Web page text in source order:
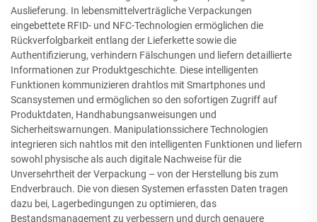
Auslieferung. In lebensmittelverträgliche Verpackungen
eingebettete RFID- und NFC-Technologien ermöglichen die
Rückverfolgbarkeit entlang der Lieferkette sowie die
Authentifizierung, verhindern Fälschungen und liefern detaillierte
Informationen zur Produktgeschichte. Diese intelligenten
Funktionen kommunizieren drahtlos mit Smartphones und
Scansystemen und ermöglichen so den sofortigen Zugriff auf
Produktdaten, Handhabungsanweisungen und
Sicherheitswarnungen. Manipulationssichere Technologien
integrieren sich nahtlos mit den intelligenten Funktionen und liefern
sowohl physische als auch digitale Nachweise für die
Unversehrtheit der Verpackung – von der Herstellung bis zum
Endverbrauch. Die von diesen Systemen erfassten Daten tragen
dazu bei, Lagerbedingungen zu optimieren, das
Bestandsmanagement zu verbessern und durch genauere